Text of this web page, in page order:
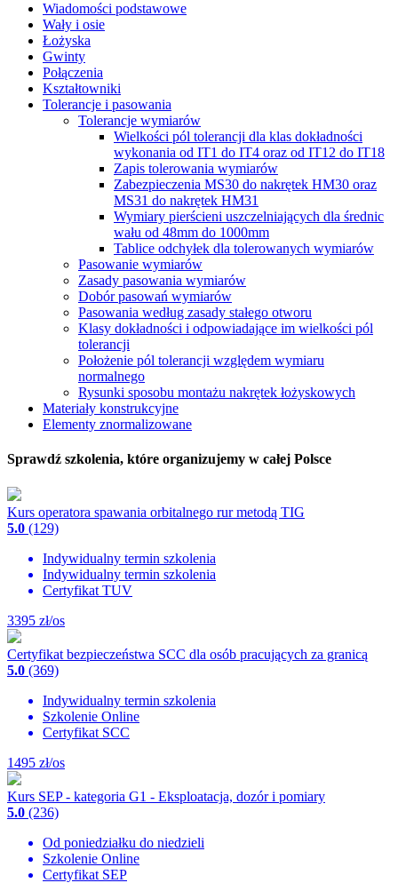
Wiadomości podstawowe
Wały i osie
Łożyska
Gwinty
Połączenia
Kształtowniki
Tolerancje i pasowania
Tolerancje wymiarów
Wielkości pól tolerancji dla klas dokładności
wykonania od IT1 do IT4 oraz od IT12 do IT18
Zapis tolerowania wymiarów
Zabezpieczenia MS30 do nakrętek HM30 oraz
MS31 do nakrętek HM31
Wymiary pierścieni uszczelniających dla średnic
wału od 48mm do 1000mm
Tablice odchyłek dla tolerowanych wymiarów
Pasowanie wymiarów
Zasady pasowania wymiarów
Dobór pasowań wymiarów
Pasowania według zasady stałego otworu
Klasy dokładności i odpowiadające im wielkości pól
tolerancji
Położenie pól tolerancji względem wymiaru
normalnego
Rysunki sposobu montażu nakrętek łożyskowych
Materiały konstrukcyjne
Elementy znormalizowane
Sprawdź szkolenia, które organizujemy w całej Polsce
Kurs operatora spawania orbitalnego rur metodą TIG
5.0 (129)
Indywidualny termin szkolenia
Indywidualny termin szkolenia
Certyfikat TUV
3395 zł/os
Certyfikat bezpieczeństwa SCC dla osób pracujących za granicą
5.0 (369)
Indywidualny termin szkolenia
Szkolenie Online
Certyfikat SCC
1495 zł/os
Kurs SEP - kategoria G1 - Eksploatacja, dozór i pomiary
5.0 (236)
Od poniedziałku do niedzieli
Szkolenie Online
Certyfikat SEP